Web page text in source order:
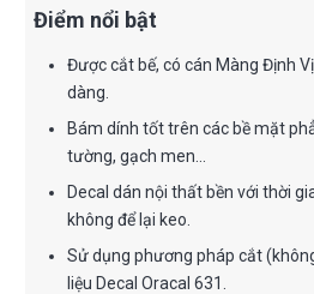
Điểm nổi bật
Được cắt bế, có cán Màng Định
dàng.
Bám dính tốt trên các bề mặt
tường, gạch men…
Decal dán nội thất bền với thời
không để lại keo.
Sử dụng phương pháp cắt
liệu Decal Oracal 631.